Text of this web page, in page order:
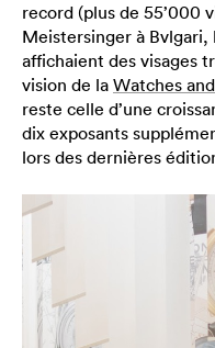
record (plus de 55’000
Meistersinger à Bvlgari,
affichaient des visages
vision de la Watches
reste celle d’une
dix exposants
lors des dernières